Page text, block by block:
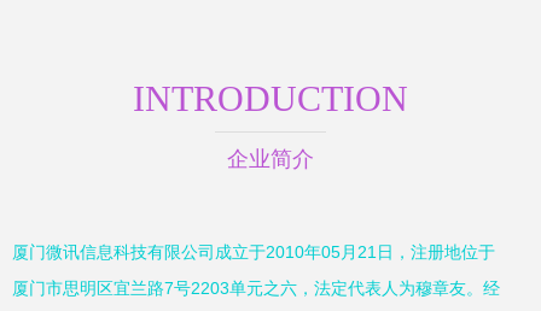
INTRODUCTION
企业简介
厦门微讯信息科技有限公司成立于2010年05月21日，注册地位于
厦门市思明区宜兰路7号2203单元之六，法定代表人为穆章友。经